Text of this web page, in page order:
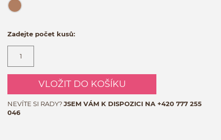
Zadejte počet kusů:
VLOŽIT DO KOŠÍKU
NEVÍTE SI RADY?JSEM VÁM K DISPOZICI NA +420 777 255
046